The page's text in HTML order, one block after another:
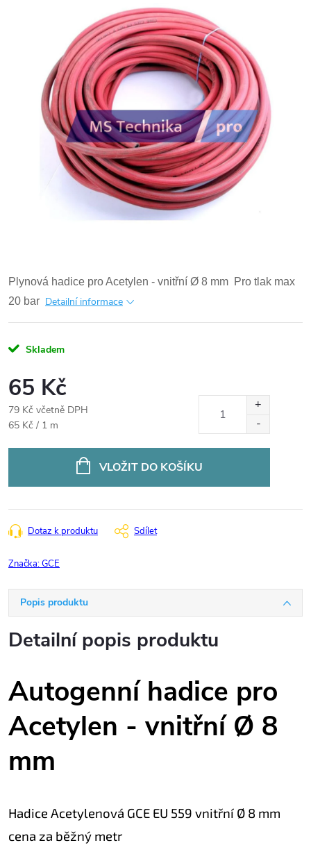
Plynová hadice pro Acetylen - vnitřní Ø 8 mm Pro tlak max
20 bar Detailní informace
Skladem
65 Kč
79 Kč včetně DPH
Měrná
65 Kč / 1 m
VLOŽIT DO KOŠÍKU
Dotaz k produktu Sdílet
Značka:GCE
Popis produktu
Detailní popis produktu
Autogenní hadice pro
Acetylen - vnitřní Ø 8
mm
Hadice Acetylenová GCE EU 559 vnitřní Ø 8 mm
cena za běžný metr